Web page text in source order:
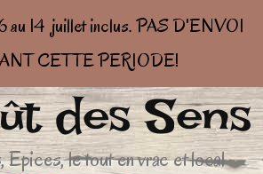
au 14 juillet inclus. PAS D'ENVOI
CETTE PERIODE!
des Sens
Epices, le tout en vrac et local